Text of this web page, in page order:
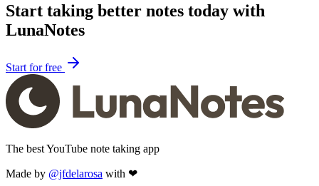
Start taking better notes today with
LunaNotes
Start for free
The best YouTube note taking app
Made by @jfdelarosa with ❤